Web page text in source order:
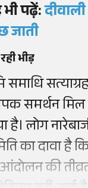
पढ़ें:
जाती
भीड़
समाधि
समर्थन
है। लोग
का दावा है
की